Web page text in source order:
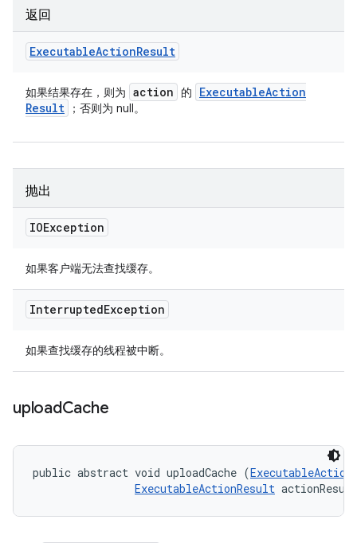
返回
ExecutableActionResult
如果结果存在，则为 action 的 ExecutableAction
Result
；否则为 null。
抛出
IOException
如果客户端无法查找缓存。
InterruptedException
如果查找缓存的线程被中断。
uploadCache
public abstract void uploadCache (ExecutableAction
ExecutableActionResult